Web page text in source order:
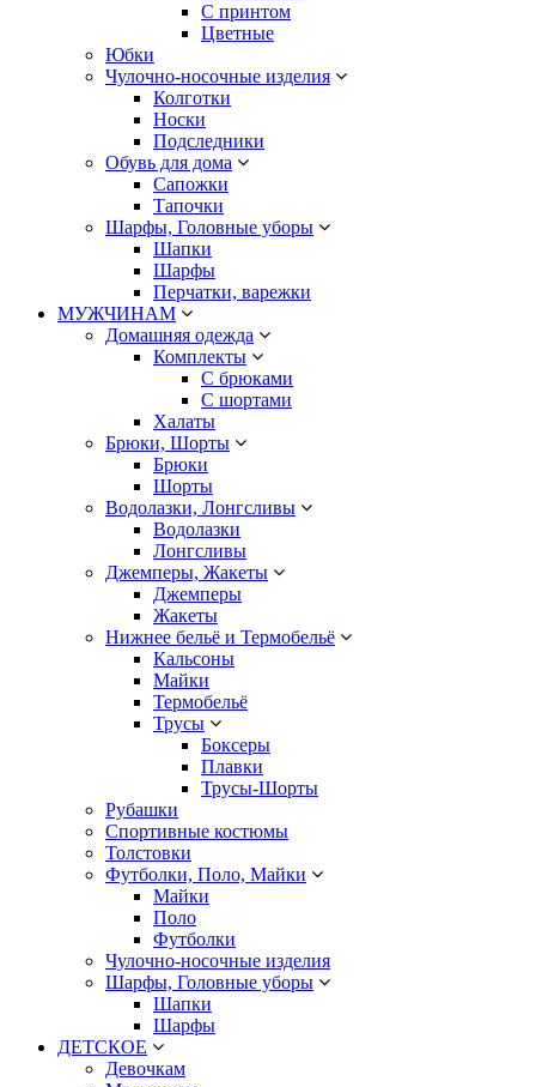
С принтом
Цветные
Юбки
Чулочно-носочные изделия
Колготки
Носки
Подследники
Обувь для дома
Сапожки
Тапочки
Шарфы, Головные уборы
Шапки
Шарфы
Перчатки, варежки
МУЖЧИНАМ
Домашняя одежда
Комплекты
С брюками
С шортами
Халаты
Брюки, Шорты
Брюки
Шорты
Водолазки, Лонгсливы
Водолазки
Лонгсливы
Джемперы, Жакеты
Джемперы
Жакеты
Нижнее бельё и Термобельё
Кальсоны
Майки
Термобельё
Трусы
Боксеры
Плавки
Трусы-Шорты
Рубашки
Спортивные костюмы
Толстовки
Футболки, Поло, Майки
Майки
Поло
Футболки
Чулочно-носочные изделия
Шарфы, Головные уборы
Шапки
Шарфы
ДЕТСКОЕ
Девочкам